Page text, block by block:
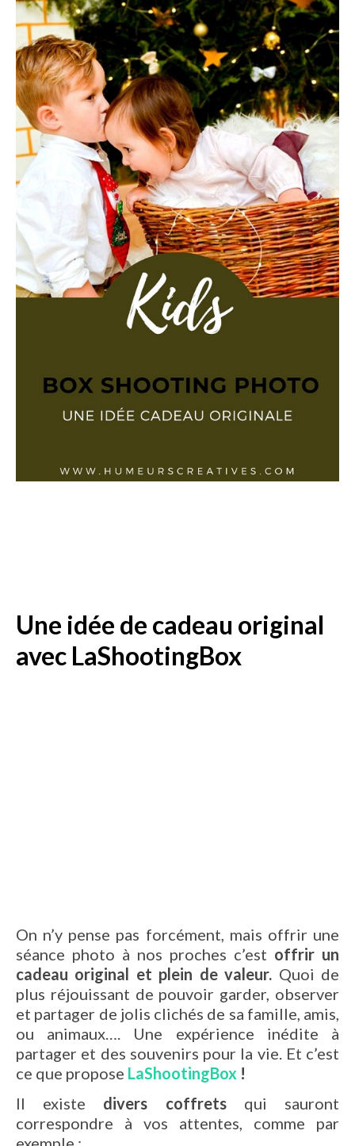
Une idée de cadeau original
avec LaShootingBox
On n’y pense pas forcément, mais offrir une
séance photo à nos proches c’est offrir un
cadeau original et plein de valeur. Quoi de
plus réjouissant de pouvoir garder, observer
et partager de jolis clichés de sa famille, amis,
ou animaux…. Une expérience inédite à
partager et des souvenirs pour la vie. Et c’est
ce que propose LaShootingBox !
Il existe divers coffrets qui sauront
correspondre à vos attentes, comme par